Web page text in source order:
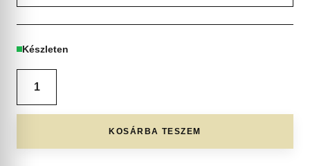
Készleten
KOSÁRBA TESZEM